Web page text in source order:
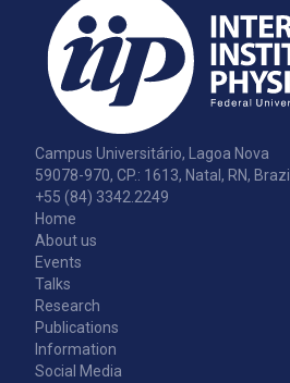
Campus Universitário, Lagoa Nova
59078-970, CP.: 1613, Natal, RN, Brazil
+55 (84) 3342.2249
Home
About us
Events
Talks
Research
Publications
Information
Social Media